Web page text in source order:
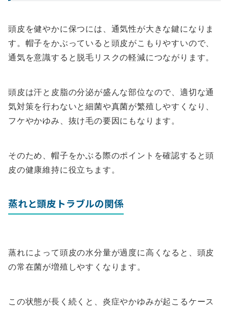
頭皮を健やかに保つには、通気性が大きな鍵になりま
す。帽子をかぶっていると頭皮がこもりやすいので、
通気を意識すると脱毛リスクの軽減につながります。
頭皮は汗と皮脂の分泌が盛んな部位なので、適切な通
気対策を行わないと細菌や真菌が繁殖しやすくなり、
フケやかゆみ、抜け毛の要因にもなります。
そのため、帽子をかぶる際のポイントを確認すると頭
皮の健康維持に役立ちます。
蒸れと頭皮トラブルの関係
蒸れによって頭皮の水分量が過度に高くなると、頭皮
の常在菌が増殖しやすくなります。
この状態が長く続くと、炎症やかゆみが起こるケース